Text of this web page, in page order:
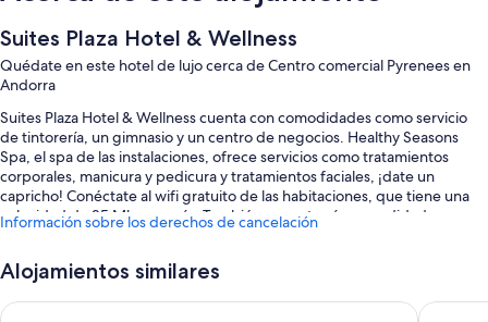
Suites Plaza Hotel & Wellness
Quédate en este hotel de lujo cerca de Centro comercial Pyrenees en
Andorra
Suites Plaza Hotel & Wellness cuenta con comodidades como servicio
de tintorería, un gimnasio y un centro de negocios. Healthy Seasons
Spa, el spa de las instalaciones, ofrece servicios como tratamientos
corporales, manicura y pedicura y tratamientos faciales, ¡date un
capricho! Conéctate al wifi gratuito de las habitaciones, que tiene una
velocidad de 25 Mbps o más. También encontrarás comodidades como
También hay otros servicios, como:
Desayuno bufé (de pago), aparcamiento (de pago) y un servicio de
Información sobre los derechos de cancelación
Alojamientos similares
Novotel Andorra Hotel